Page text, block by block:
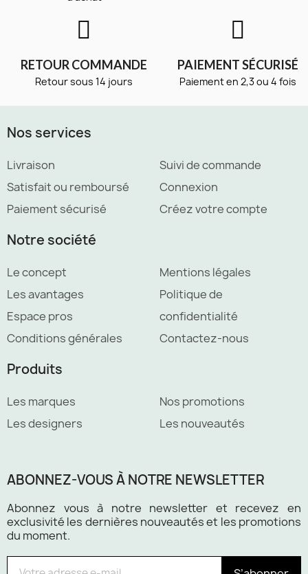
RETOUR COMMANDE
Retour sous 14 jours
PAIEMENT SÉCURISÉ
Paiement en 2,3 ou 4 fois
Nos services
Livraison
Satisfait ou remboursé
Paiement sécurisé
Suivi de commande
Connexion
Créez votre compte
Notre société
Le concept
Les avantages
Espace pros
Conditions générales
Mentions légales
Politique de
confidentialité
Contactez-nous
Produits
Les marques
Les designers
Nos promotions
Les nouveautés
ABONNEZ-VOUS À NOTRE NEWSLETTER
Abonnez vous à notre newsletter et recevez en
exclusivité les dernières nouveautés et les promotions
du moment.